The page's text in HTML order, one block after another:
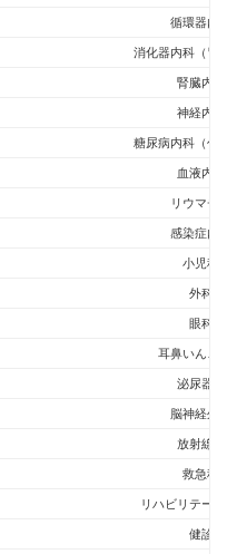
循環器内
消化器内科（胃
腎臓内科
神経内科
糖尿病内科（代
血液内科
リウマチ
感染症内
小児科
外科
眼科
耳鼻いんこ
泌尿器科
脳神経外
放射線科
救急科
リハビリテー
健診